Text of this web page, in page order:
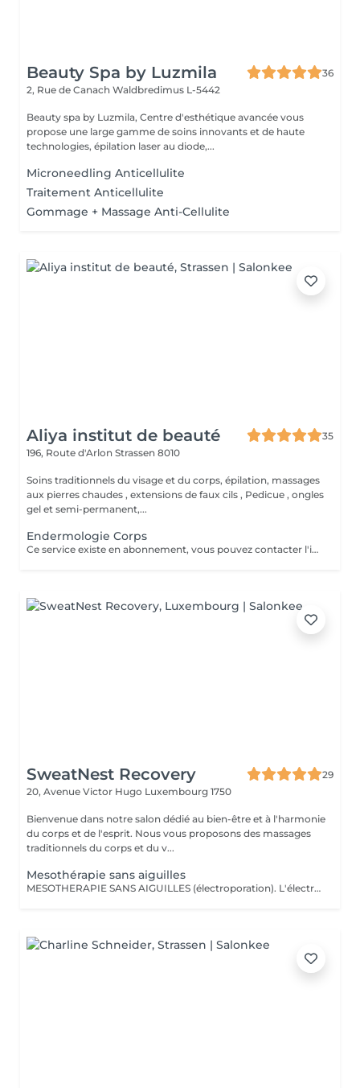
Beauty Spa by Luzmila
36
2, Rue de Canach Waldbredimus L-5442
Beauty spa by Luzmila, Centre d'esthétique avancée vous
propose une large gamme de soins innovants et de haute
technologies, épilation laser au diode,...
Microneedling Anticellulite
Traitement Anticellulite
Gommage + Massage Anti-Cellulite
Aliya institut de beauté
35
196, Route d'Arlon Strassen 8010
Soins traditionnels du visage et du corps, épilation, massages
aux pierres chaudes , extensions de faux cils , Pedicue , ongles
gel et semi-permanent,...
Endermologie Corps
Ce service existe en abonnement, vous pouvez contacter l'institut pour de plus amples renseignements.
SweatNest Recovery
29
20, Avenue Victor Hugo Luxembourg 1750
Bienvenue dans notre salon dédié au bien-être et à l'harmonie
du corps et de l'esprit. Nous vous proposons des massages
traditionnels du corps et du v...
Mesothérapie sans aiguilles
MESOTHERAPIE SANS AIGUILLES (électroporation). L'électromésothérapie est une technique médicale non invasive qui utilise des impulsions électriques pour améliorer l'apparence de la peau et le bien-être général. C'est une méthode sûre et efficace pour traiter une variété de problèmes de peau, des rides aux cicatrices d'acné, et elle est devenue une composante essentielle de nombreuses pratiques esthétiques. La mésothérapie sans aiguilles est également efficace pour le remodelage corporel et la réduction de la cellulite. Elle peut aider à tonifier les muscles et à éliminer les dépôts de graisse, aidant ainsi les clients à obtenir une silhouette plus ferme et plus sculptée. Cette technique utilise des courants électriques faibles intensité pour faire traverser la surface protectrice de la peau et les membranes cellulaires aux substances actives choisis selon des besoins et des effets attendus (p.ex., des enzymes et des produits favorisants le drainage lymphatique). Voici quelques-unes des principales contre-indications à l'électromésothérapie : Maladies cardiaques et porteurs de pacemaker Grossesse Épilepsie Cancers de la peau Diabète avancé Infections cutanées actives ou irritations cutanées graves Nombre de séances est établi selon des besoins et des résultats recherchés.